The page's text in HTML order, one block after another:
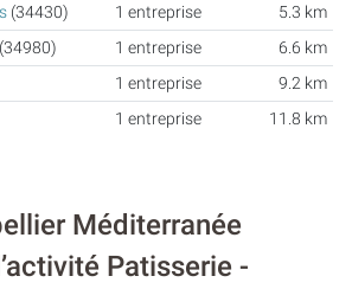
(34430) 1 entreprise
5.3 km
(34980) 1 entreprise
6.6 km
1 entreprise
9.2 km
1 entreprise 11.8 km
Méditerranée
Patisserie -